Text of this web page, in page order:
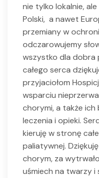
nie tylko lokalnie,
Polski, a nawet
przemiany w
odczarowujemy
wszystko dla dobra
całego serca
przyjaciołom
wsparciu
chorymi, a także ich
leczenia i opieki.
kieruję w stronę
paliatywnej.
chorym, za
uśmiech na twarzy i